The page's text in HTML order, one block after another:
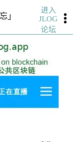
」
进入
JLOG
论坛